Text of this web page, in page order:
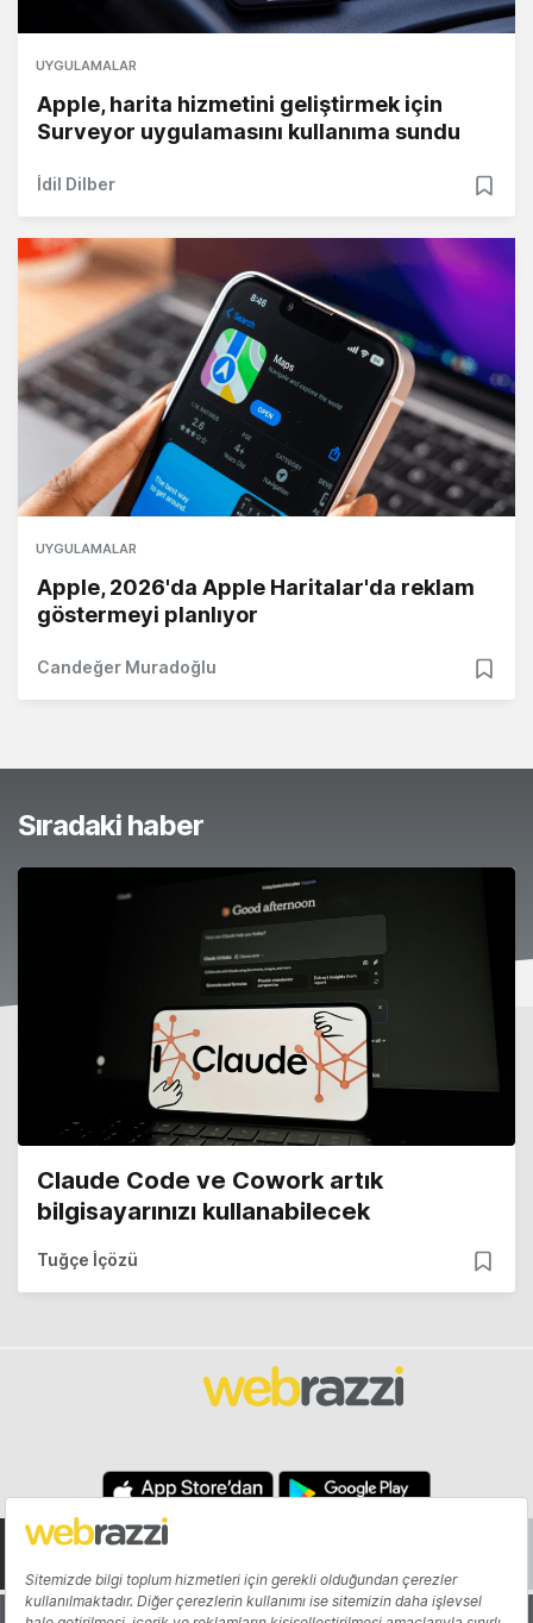
UYGULAMALAR
Apple, harita hizmetini geliştirmek için
Surveyor uygulamasını kullanıma sundu
İdil Dilber
UYGULAMALAR
Apple, 2026'da Apple Haritalar'da reklam
göstermeyi planlıyor
Candeğer Muradoğlu
Sıradaki haber
Claude Code ve Cowork artık
bilgisayarınızı kullanabilecek
Tuğçe İçözü